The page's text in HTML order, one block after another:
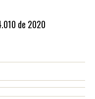
de 2020